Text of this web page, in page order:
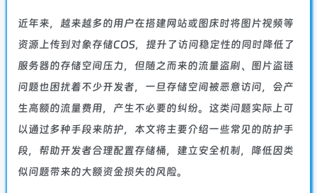
近年来，越来越多的用户在搭建网站或图床时将图片视频等
资源上传到对象存储COS，提升了访问稳定性的同时降低了
服务器的存储空间压力，但随之而来的流量盗刷、图片盗链
问题也困扰着不少开发者，一旦存储空间被恶意访问，会产
生高额的流量费用，产生不必要的纠纷。这类问题实际上可
以通过多种手段来防护，本文将主要介绍一些常见的防护手
段，帮助开发者合理配置存储桶，建立安全机制，降低因类
似问题带来的大额资金损失的风险。